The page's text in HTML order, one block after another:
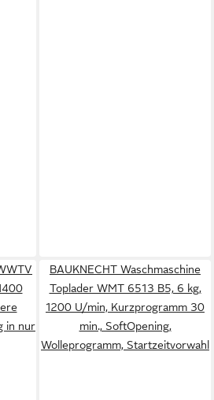
in nur
BAUKNECHT Waschmaschine
Toplader WMT 6513 B5, 6 kg,
1200 U/min, Kurzprogramm 30
min., SoftOpening,
Wolleprogramm, Startzeitvorwahl